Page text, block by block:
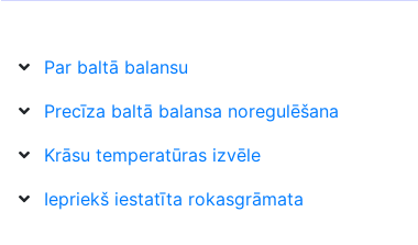
Par baltā balansu
Precīza baltā balansa noregulēšana
Krāsu temperatūras izvēle
Iepriekš iestatīta rokasgrāmata